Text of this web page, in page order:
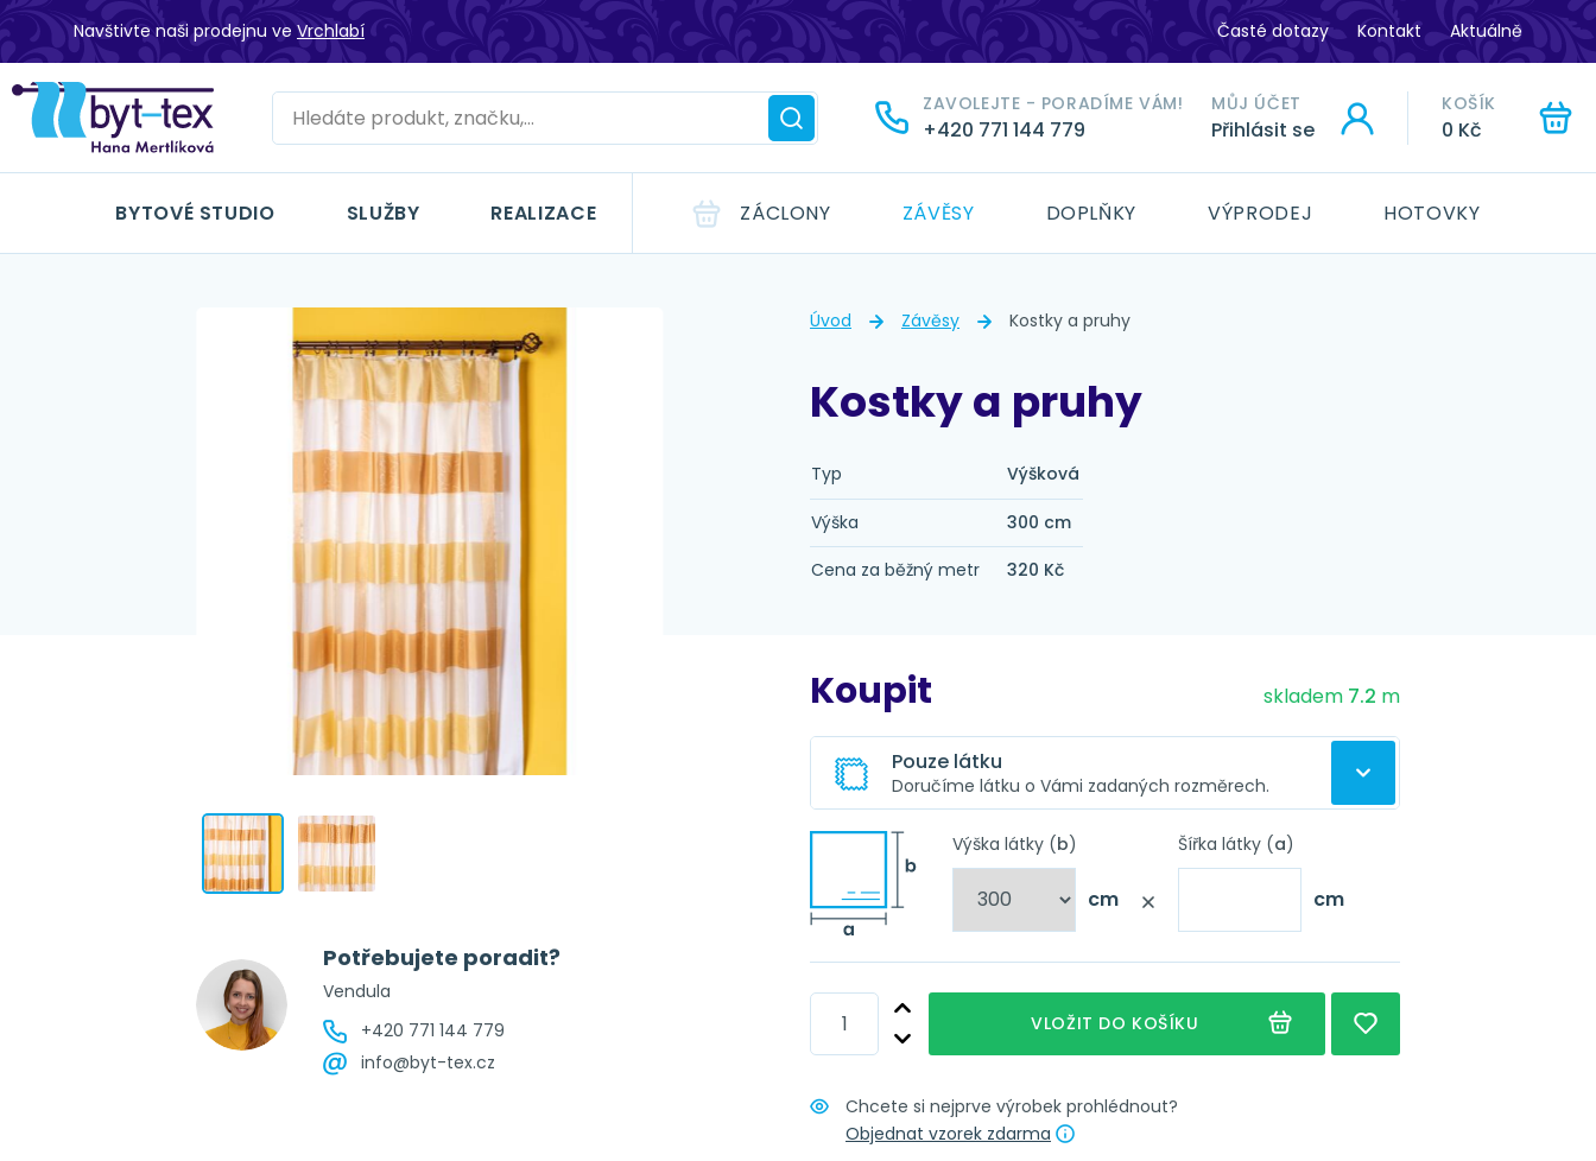
Navštivte naši prodejnu ve Vrchlabí Časté dotazy Kontakt Aktuálně
ZAVOLEJTE - PORADÍME VÁM!
+420 771 144 779
MŮJ ÚČET
Přihlásit se
KOŠÍK
0 Kč
BYTOVÉ STUDIO SLUŽBY REALIZACE ZÁCLONY ZÁVĚSY DOPLŇKY VÝPRODEJ HOTOVKY
HLEDAT
Úvod Závěsy Kostky a pruhy
Kostky a pruhy
Typ Výšková
Výška
300 cm
Cena za běžný metr
320 Kč
Potřebujete poradit?
Vendula
+420 771 144 779
info@byt-tex.cz
Koupit skladem 7.2 m
Pouze látku
Doručíme látku o Vámi zadaných rozměrech.
Z této látky pro Vás ušijeme závěs podle zadaných
parametrů.
Vyberte úpravu závěsu
Obšití Nápověda
Obšití + řasící stuha Nápověda
Obšití + narážecí kroužky 4 cm Nápověda
Obšití + tunýlek 7 cm Nápověda
Obšití + poutka 4x8 cm
Výška látky (b)
cm
Šířka látky (a)
cm
VLOŽIT DO KOŠÍKU
Chcete si nejprve výrobek prohlédnout?
Objednat vzorek zdarma